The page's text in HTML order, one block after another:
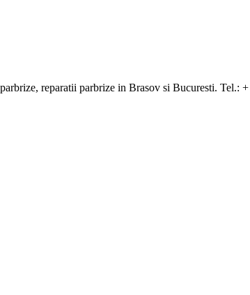
reparatii parbrize in Brasov si Bucuresti. Tel.: